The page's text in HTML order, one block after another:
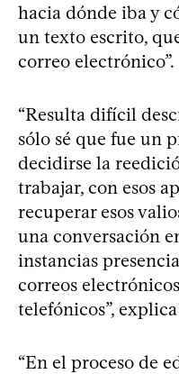
hacia dónde iba y
un texto escrito,
correo electrónico”.
“Resulta difícil
sólo sé que fue un
decidirse la
trabajar, con esos
recuperar esos
una conversación
instancias
correos
telefónicos”,
“En el proceso de